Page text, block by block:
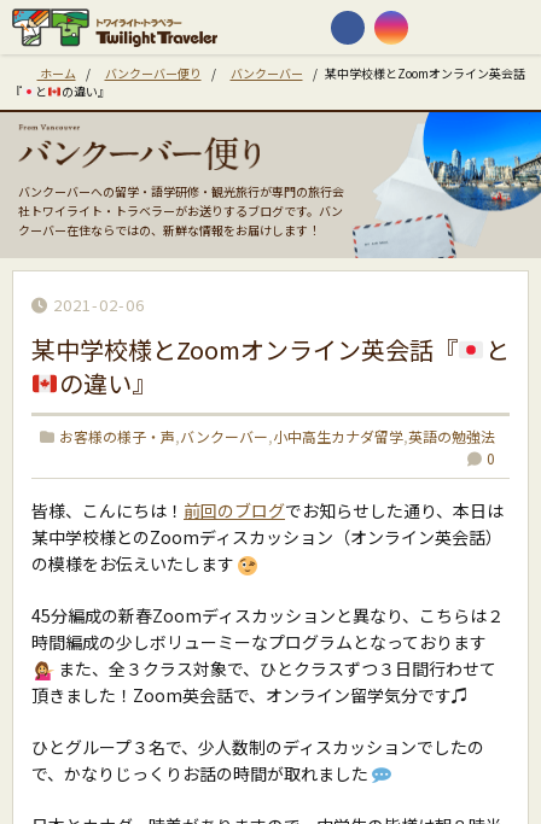
ホーム / バンクーバー便り / バンクーバー / 某中学校様とZoomオンライン英会話
『
と の違い』
バンクーバーへの留学・語学研修・観光旅行が専門の旅行会
社トワイライト・トラベラーがお送りするブログです。バン
クーバー在住ならではの、新鮮な情報をお届けします！
2021-02-06
某中学校様とZoomオンライン英会話『
と
の違い』
お客様の様子・声,バンクーバー,小中高生カナダ留学,英語の勉強法
0
皆様、こんにちは！ 前回のブログでお知らせした通り、本日は
某中学校様とのZoomディスカッション（オンライン英会話）
の模様をお伝えいたします
45分編成の新春Zoomディスカッションと異なり、こちらは２
時間編成の少しボリューミーなプログラムとなっております
また、全３クラス対象で、ひとクラスずつ３日間行わせて
頂きました！Zoom英会話で、オンライン留学気分です♫
ひとグループ３名で、少人数制のディスカッションでしたの
で、かなりじっくりお話の時間が取れました